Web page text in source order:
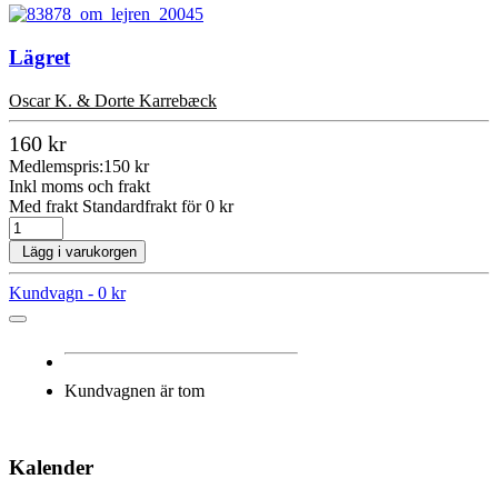
Lägret
Oscar K. & Dorte Karrebæck
160 kr
Medlemspris:150 kr
Inkl moms och frakt
Med frakt Standardfrakt för 0 kr
Lägg i varukorgen
Kundvagn - 0 kr
Kundvagnen är tom
Kalender